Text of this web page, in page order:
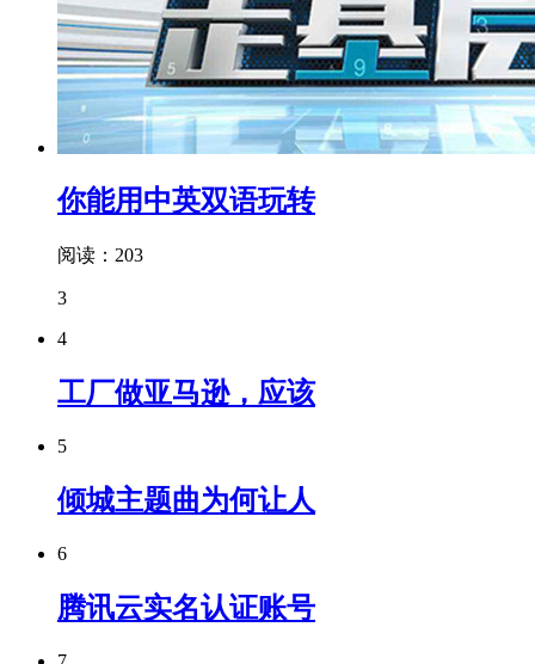
你能用中英双语玩转
阅读：203
3
4
工厂做亚马逊，应该
5
倾城主题曲为何让人
6
腾讯云实名认证账号